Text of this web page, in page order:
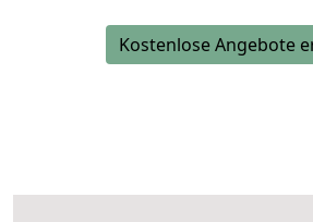
Kostenlose Angebote